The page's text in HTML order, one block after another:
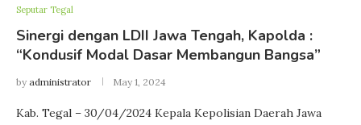
Seputar Tegal
Sinergi dengan LDII Jawa Tengah, Kapolda :
“Kondusif Modal Dasar Membangun Bangsa”
by administrator May 1, 2024
Kab. Tegal – 30/04/2024 Kepala Kepolisian Daerah Jawa